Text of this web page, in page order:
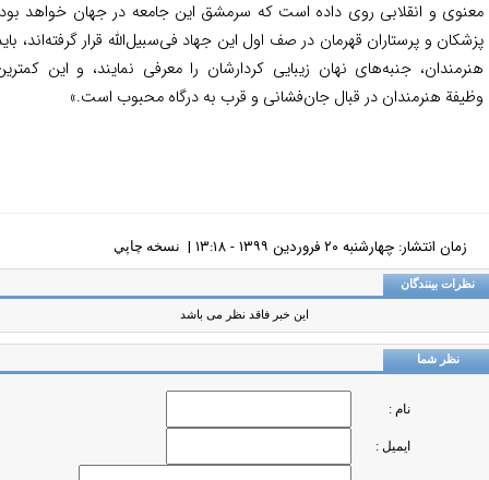
و انقلابی روی داده است که سرمشق این جامعه در جهان خواهد بود.
و پرستاران قهرمان در صف اول این جهاد فی‌سبیل‌الله قرار گرفته‌اند، باید
جنبه‌های نهان زیبایی کردارشان را معرفی نمایند، و این کمترین
هنرمندان در قبال جان‌فشانی و قرب به درگاه محبوب است.»
زمان انتشار: چهارشنبه ٢٠ فروردين ١٣٩٩ - ١٣:١٨ | نسخه چاپي
بینندگان
این خبر فاقد نظر می باشد
نظر شما
نام :
ایمیل :